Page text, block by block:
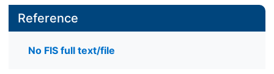
Reference
No FIS full text/file